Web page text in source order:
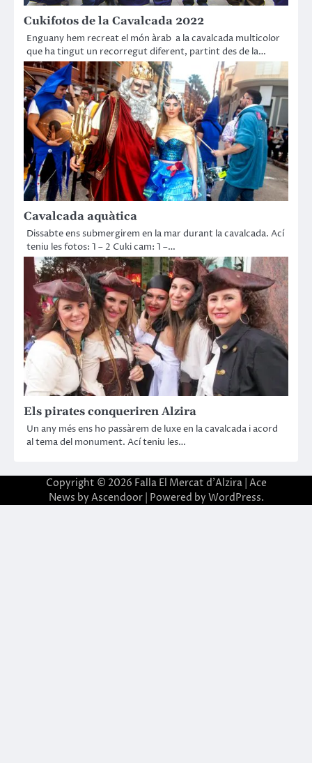
Cukifotos de la Cavalcada 2022
Enguany hem recreat el món àrab a la cavalcada multicolor
que ha tingut un recorregut diferent, partint des de la…
Cavalcada aquàtica
Dissabte ens submergirem en la mar durant la cavalcada. Ací
teniu les fotos: 1 – 2 Cuki cam: 1 –…
Els pirates conqueriren Alzira
Un any més ens ho passàrem de luxe en la cavalcada i acord
al tema del monument. Ací teniu les…
Copyright © 2026 Falla El Mercat d'Alzira| Ace
News by Ascendoor| Powered by WordPress.